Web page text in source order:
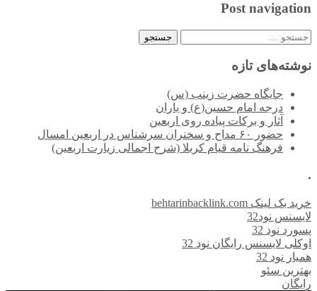
Post navigation
جستجو
نوشته‌های تازه
جایگاه حضرت زینب (س)
درجه امام حسین(ع) و یاران
آثار و برکات پیاده روی اربعین
حضور ۶۰ مداح و سخنران سرشناس در اربعین امسال
فرهنگ نامه قیام کربلا (شرح اجمالی زیارت اربعین)
.
خرید بک لینک behtarinbacklink.com
لایسنس نود32
پسورد نود 32
اوکلی لایسنس رایگان نود 32
همیار نود 32
بهترین سئو
رایگان